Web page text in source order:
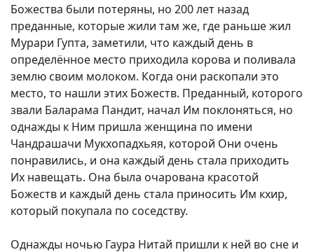
Божества были потеряны, но 200 лет назад
преданные, которые жили там же, где раньше жил
Мурари Гупта, заметили, что каждый день в
определённое место приходила корова и поливала
землю своим молоком. Когда они раскопали это
место, то нашли этих Божеств. Преданный, которого
звали Баларама Пандит, начал Им поклоняться, но
однажды к Ним пришла женщина по имени
Чандрашачи Мукхопадхьяя, которой Они очень
понравились, и она каждый день стала приходить
Их навещать. Она была очарована красотой
Божеств и каждый день стала приносить Им кхир,
который покупала по соседству.
Однажды ночью Гаура Нитай пришли к ней во сне и